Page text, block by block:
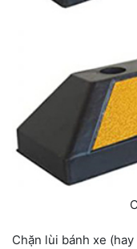
Chặn lùi bánh xe